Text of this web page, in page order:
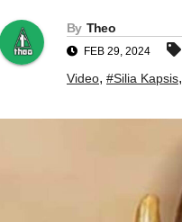
By Theo
FEB 29, 2024
Video, #Silia Kapsis,